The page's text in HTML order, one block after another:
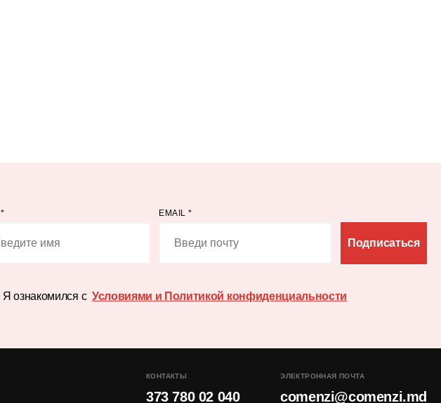
* EMAIL*
Подписаться
Я ознакомился с Условиями и Политикой конфиденциальности
КОНТАКТЫ
373 780 02 040
ЭЛЕКТРОННАЯ ПОЧТА
comenzi@comenzi.md